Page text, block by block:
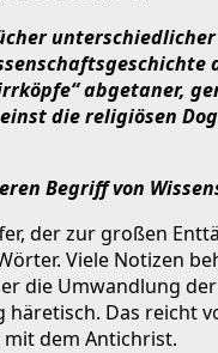
abgetaner,
die religiösen
Begriff von
der zur großen
Viele Notizen
die Umwandlung
häretisch. Das
mit dem Antichrist.